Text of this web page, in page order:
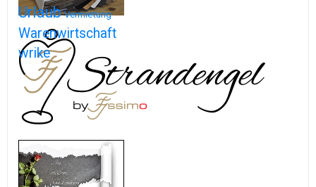
Urlaub Vermietung
Warenwirtschaft
wrike